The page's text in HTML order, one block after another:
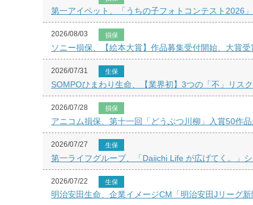
第一アイペット、「うちの子フォトコンテスト2026
2026/08/03 損保
ソニー損保、【絵本大賞】作品募集受付開始、大賞
2026/07/31 生保
SOMPOひまわり生命、【業界初】3つの「不」リス
2026/07/28 損保
アニコム損保、第十一回「どうぶつ川柳」入賞50作
2026/07/27 生保
第一ライフグループ、「Daiichi Life が広げてく。」
2026/07/22 生保
明治安田生命、企業イメージCM「明治安田Jリーグ